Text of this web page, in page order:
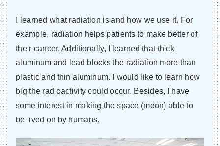
I learned what radiation is and how we use it. For
example, radiation helps patients to make better of
their cancer. Additionally, I learned that thick
aluminum and lead blocks the radiation more than
plastic and thin aluminum. I would like to learn how
big the radioactivity could occur. Besides, I have
some interest in making the space (moon) able to
be lived on by humans.